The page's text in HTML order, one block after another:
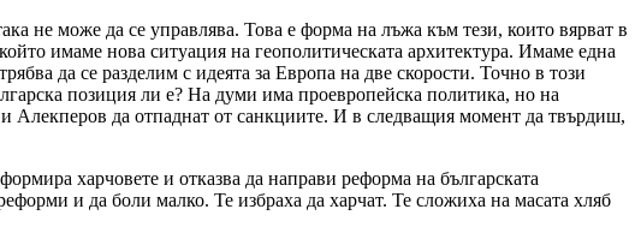
не може да се управлява. Това е форма на лъжа към тези, които вярват в
имаме нова ситуация на геополитическата архитектура. Имаме една
да се разделим с идеята за Европа на две скорости. Точно в този
позиция ли е? На думи има проевропейска политика, но на
Алекперов да отпаднат от санкциите. И в следващия момент да твърдиш,
харчовете и отказва да направи реформа на българската
и да боли малко. Те избраха да харчат. Те сложиха на масата хляб